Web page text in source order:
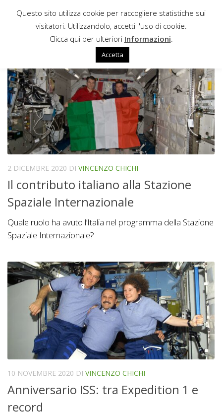
Sotto il contenuto
2 DICEMBRE 2020 DI VINCENZO CHICHI
Il contributo italiano alla Stazione
Spaziale Internazionale
Quale ruolo ha avuto l’Italia nel programma della Stazione
Spaziale Internazionale?
10 NOVEMBRE 2020 DI VINCENZO CHICHI
Anniversario ISS: tra Expedition 1 e
record
Questo sito utilizza cookie per raccogliere statistiche sui
visitatori. Utilizzandolo, accetti l'uso di cookie.
Clicca qui per ulteriori Informazioni
Accetta